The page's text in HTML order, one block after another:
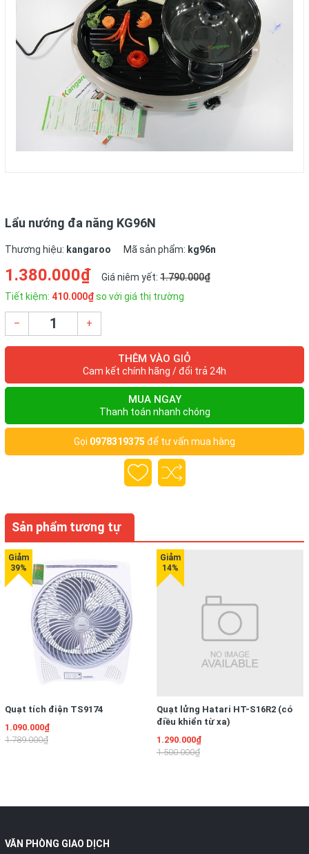
Lẩu nướng đa năng KG96N
Thương hiệu: kangaroo Mã sản phẩm: kg96n
1.380.000₫ Giá niêm yết: 1.790.000₫
Tiết kiệm: 410.000₫so với giá thị trường
– +
THÊM VÀO GIỎ
Cam kết chính hãng / đổi trả 24h
MUA NGAY
Thanh toán nhanh chóng
Gọi 0978319375 để tư vấn mua hàng
Sản phẩm tương tự
Quạt tích điện TS9174
1.090.000₫
1.789.000₫
Quạt lửng Hatari HT-S16R2 (có
điều khiển từ xa)
1.290.000₫
1.500.000₫
VĂN PHÒNG GIAO DỊCH